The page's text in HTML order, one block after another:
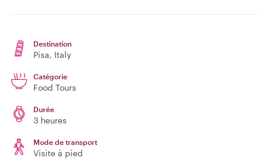
Destination
Pisa, Italy
Catégorie
Food Tours
Durée
3 heures
Mode de transport
Visite à pied